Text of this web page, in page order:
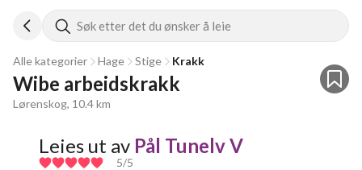
Søk etter det du ønsker å leie
Alle kategorier Hage Stige Krakk
Wibe arbeidskrakk
Lørenskog, 10.4 km
Leies ut av Pål Tunelv V
5/5